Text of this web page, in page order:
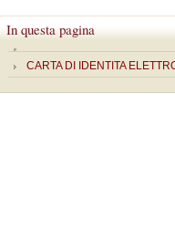
In questa pagina
CARTA DI IDENTITA